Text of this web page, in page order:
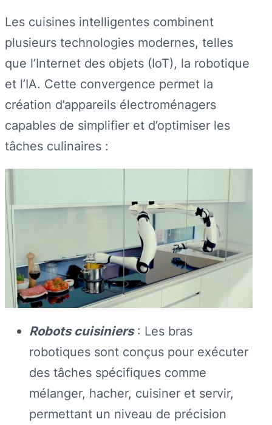
Les cuisines intelligentes combinent
plusieurs technologies modernes, telles
que l’Internet des objets (IoT), la robotique
et l’IA. Cette convergence permet la
création d’appareils électroménagers
capables de simplifier et d’optimiser les
tâches culinaires :
Robots cuisiniers: Les bras
robotiques sont conçus pour exécuter
des tâches spécifiques comme
mélanger, hacher, cuisiner et servir,
permettant un niveau de précision